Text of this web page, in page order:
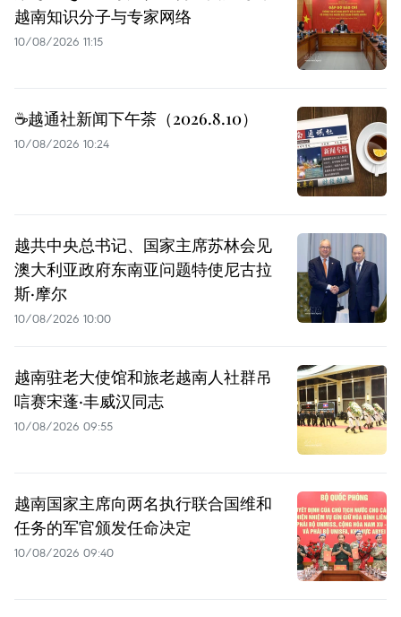
越南知识分子与专家网络
10/08/2026 11:15
☕️越通社新闻下午茶（2026.8.10）
10/08/2026 10:24
越共中央总书记、国家主席苏林会见
澳大利亚政府东南亚问题特使尼古拉
斯·摩尔
10/08/2026 10:00
越南驻老大使馆和旅老越南人社群吊
唁赛宋蓬·丰威汉同志
10/08/2026 09:55
越南国家主席向两名执行联合国维和
任务的军官颁发任命决定
10/08/2026 09:40